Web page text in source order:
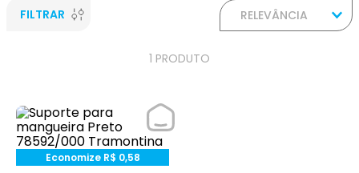
FILTRAR RELEVÂNCIA
1 PRODUTO
Economize R$ 0,58